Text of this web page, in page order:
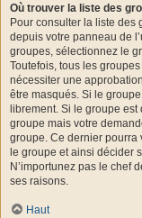
Où trouver la liste des
Pour consulter la liste des
depuis votre panneau de
groupes, sélectionnez le
Toutefois, tous les
nécessiter une
être masqués. Si le
librement. Si le groupe
groupe mais votre
groupe. Ce dernier pourra
le groupe et ainsi décider
N’importunez pas le chef
ses raisons.
Haut